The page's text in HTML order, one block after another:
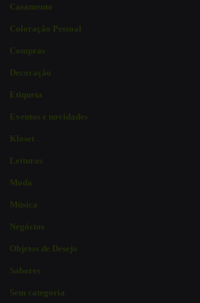
Casamento
Coloração Pessoal
Compras
Decoração
Etiqueta
Eventos e novidades
Kloset
Leituras
Moda
Música
Negócios
Objetos de Desejo
Sabores
Sem categoria